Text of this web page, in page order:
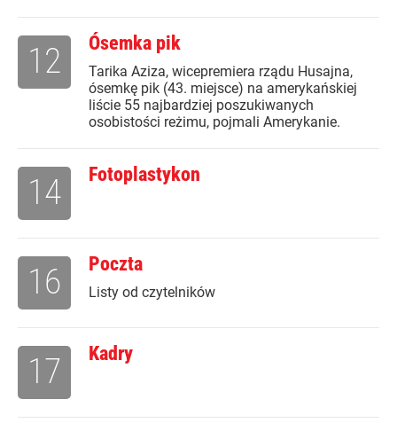
Ósemka pik
Tarika Aziza, wicepremiera rządu Husajna,
ósemkę pik (43. miejsce) na amerykańskiej
liście 55 najbardziej poszukiwanych
osobistości reżimu, pojmali Amerykanie.
12
Fotoplastykon
14
Poczta
Listy od czytelników
16
Kadry
17